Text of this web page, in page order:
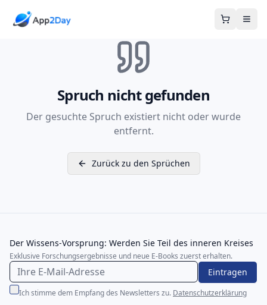
Spruch nicht gefunden
Der gesuchte Spruch existiert nicht oder wurde
entfernt.
Zurück zu den Sprüchen
Der Wissens-Vorsprung: Werden Sie Teil des inneren Kreises
Exklusive Forschungsergebnisse und neue E-Books zuerst erhalten.
Eintragen
Ich stimme dem Empfang des Newsletters zu. Datenschutzerklärung